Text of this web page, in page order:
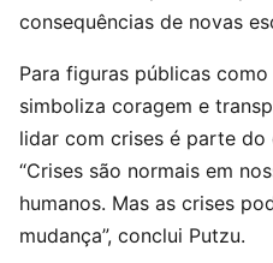
consequências de novas
Para figuras públicas
simboliza coragem e
lidar com crises é parte do
“Crises são normais em
humanos. Mas as crises
mudança”, conclui Putzu.